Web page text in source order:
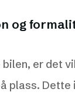
og
bilen, er det
plass. Dette